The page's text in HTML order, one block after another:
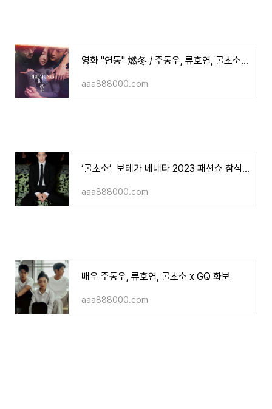
영화 "연동" 燃冬 / 주동우, 류호연, 굴초소 주연/ 소개/무대인사
aaa888000.com
‘굴초소’ 보테가 베네타 2023 패션쇼 참석 사진&영상
aaa888000.com
배우 주동우, 류호연, 굴초소 x GQ 화보
aaa888000.com